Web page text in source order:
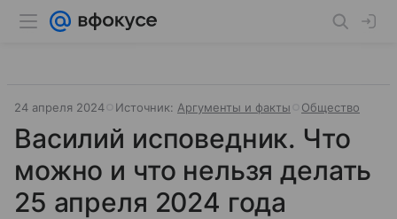
24 апреля 2024 Источник: Аргументы и факты Общество
Василий исповедник. Что
можно и что нельзя делать
25 апреля 2024 года